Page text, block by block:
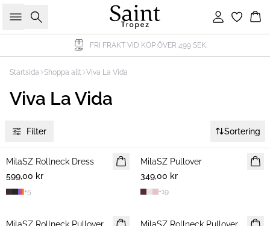
Sök Logga in
FRI FRAKT VID KÖP ÖVER 499 SEK.
Startsida Shoppa allt Viva La Vida
Viva La Vida
Filter Sortering
NYHET
MilaSZ Rollneck Dress
599,00 kr
+5
NYHET
MilaSZ Pullover
349,00 kr
+19
NYHET NYHET